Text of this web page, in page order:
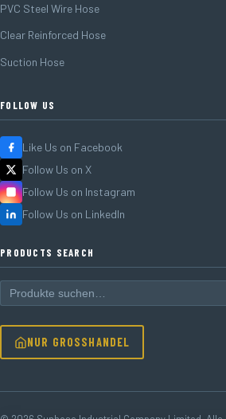
PVC Steel Wire Hose
Clear Reinforced Hose
Suction Hose
FOLLOW US
Like Us on Facebook
Follow Us on X
Follow Us on Instagram
Follow Us on LinkedIn
PRODUCTS SEARCH
NUR GROSSHANDEL